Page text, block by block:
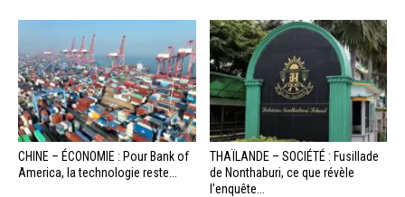
CHINE – ÉCONOMIE : Pour Bank of
America, la technologie reste...
THAÏLANDE – SOCIÉTÉ : Fusillade
de Nonthaburi, ce que révèle
l’enquête...